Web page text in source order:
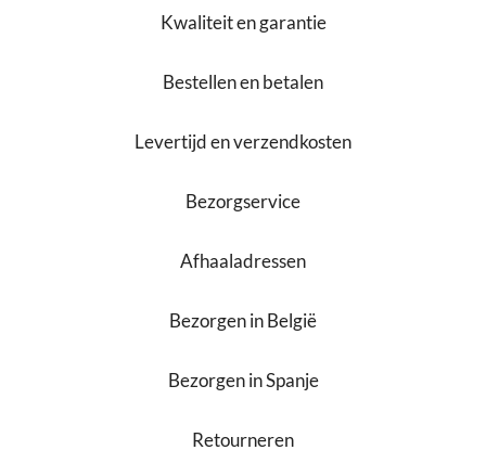
Kwaliteit en garantie
Bestellen en betalen
Levertijd en verzendkosten
Bezorgservice
Afhaaladressen
Bezorgen in België
Bezorgen in Spanje
Retourneren